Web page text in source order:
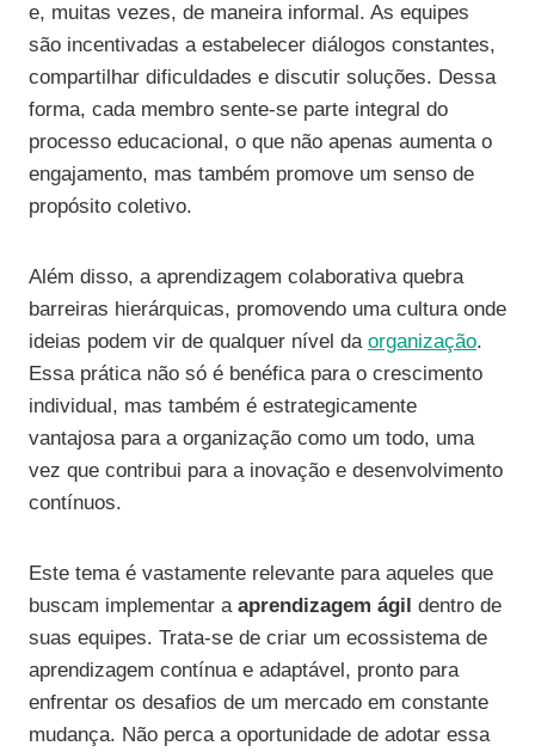
e, muitas vezes, de maneira informal. As equipes
são incentivadas a estabelecer diálogos constantes,
compartilhar dificuldades e discutir soluções. Dessa
forma, cada membro sente-se parte integral do
processo educacional, o que não apenas aumenta o
engajamento, mas também promove um senso de
propósito coletivo.
Além disso, a aprendizagem colaborativa quebra
barreiras hierárquicas, promovendo uma cultura onde
ideias podem vir de qualquer nível da organização.
Essa prática não só é benéfica para o crescimento
individual, mas também é estrategicamente
vantajosa para a organização como um todo, uma
vez que contribui para a inovação e desenvolvimento
contínuos.
Este tema é vastamente relevante para aqueles que
buscam implementar a aprendizagem ágil dentro de
suas equipes. Trata-se de criar um ecossistema de
aprendizagem contínua e adaptável, pronto para
enfrentar os desafios de um mercado em constante
mudança. Não perca a oportunidade de adotar essa